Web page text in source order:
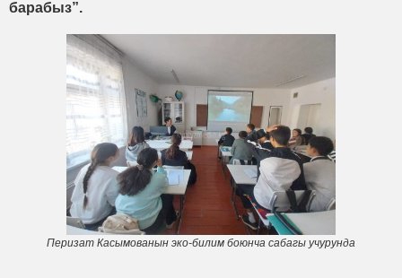
барабыз”.
Перизат Касымованын эко-билим боюнча сабагы учурунда